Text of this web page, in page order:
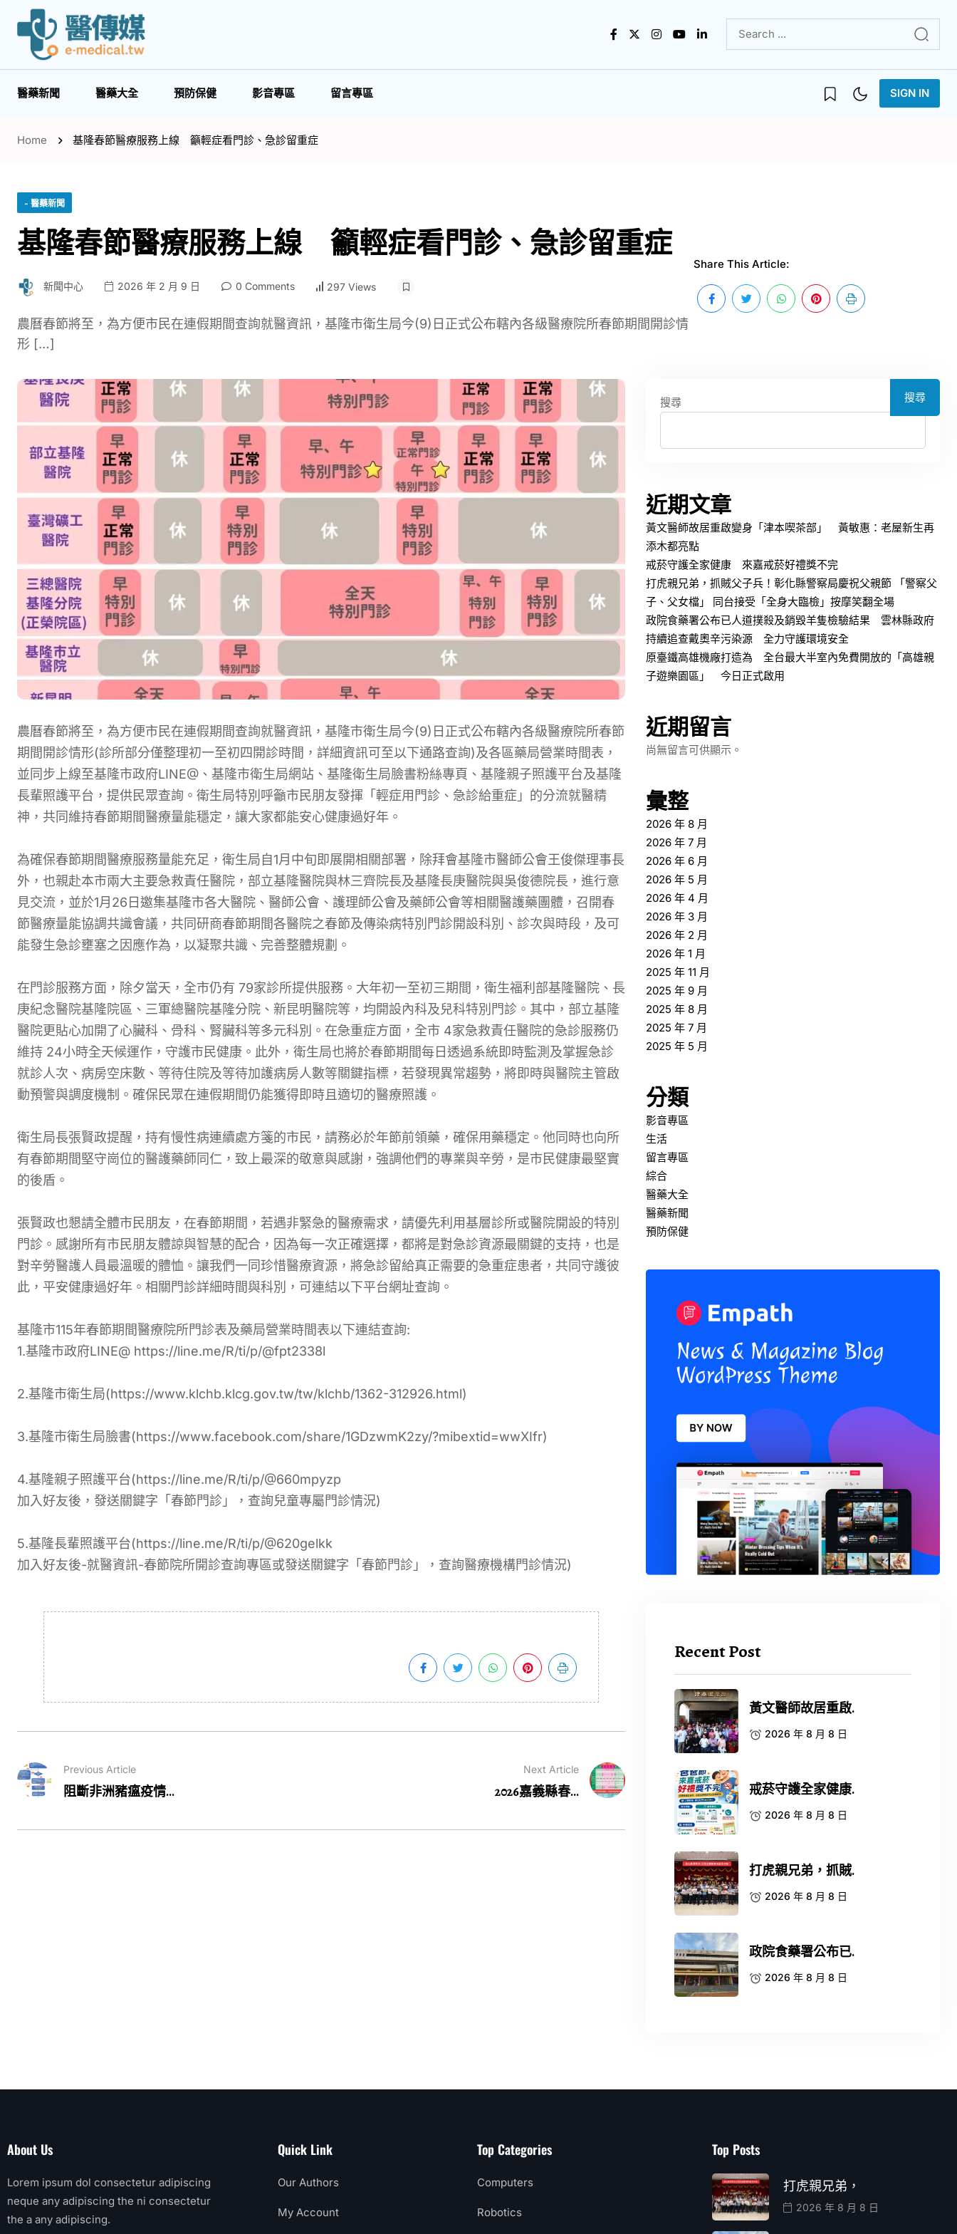
醫藥新聞 醫藥大全 預防保健 影音專區 留言專區 SIGN IN
Home 基隆春節醫療服務上線 籲輕症看門診、急診留重症
- 醫藥新聞
基隆春節醫療服務上線 籲輕症看門診、急診留重症
新聞中心 2026 年 2 月 9 日 0 Comments 297 Views
農曆春節將至，為方便市民在連假期間查詢就醫資訊，基隆市衛生局今(9)日正式公布轄內各級醫療院所春節期間開診情
形 […]
Share This Article:
農曆春節將至，為方便市民在連假期間查詢就醫資訊，基隆市衛生局今(9)日正式公布轄內各級醫療院所春節
期間開診情形(診所部分僅整理初一至初四開診時間，詳細資訊可至以下通路查詢)及各區藥局營業時間表，
並同步上線至基隆市政府LINE@、基隆市衛生局網站、基隆衛生局臉書粉絲專頁、基隆親子照護平台及基隆
長輩照護平台，提供民眾查詢。衛生局特別呼籲市民朋友發揮「輕症用門診、急診給重症」的分流就醫精
神，共同維持春節期間醫療量能穩定，讓大家都能安心健康過好年。
為確保春節期間醫療服務量能充足，衛生局自1月中旬即展開相關部署，除拜會基隆市醫師公會王俊傑理事長
外，也親赴本市兩大主要急救責任醫院，部立基隆醫院與林三齊院長及基隆長庚醫院與吳俊德院長，進行意
見交流，並於1月26日邀集基隆市各大醫院、醫師公會、護理師公會及藥師公會等相關醫護藥團體，召開春
節醫療量能協調共識會議，共同研商春節期間各醫院之春節及傳染病特別門診開設科別、診次與時段，及可
能發生急診壅塞之因應作為，以凝聚共識、完善整體規劃。
在門診服務方面，除夕當天，全市仍有 79家診所提供服務。大年初一至初三期間，衛生福利部基隆醫院、長
庚紀念醫院基隆院區、三軍總醫院基隆分院、新昆明醫院等，均開設內科及兒科特別門診。其中，部立基隆
醫院更貼心加開了心臟科、骨科、腎臟科等多元科別。在急重症方面，全市 4家急救責任醫院的急診服務仍
維持 24小時全天候運作，守護市民健康。此外，衛生局也將於春節期間每日透過系統即時監測及掌握急診
就診人次、病房空床數、等待住院及等待加護病房人數等關鍵指標，若發現異常趨勢，將即時與醫院主管啟
動預警與調度機制。確保民眾在連假期間仍能獲得即時且適切的醫療照護。
衛生局長張賢政提醒，持有慢性病連續處方箋的市民，請務必於年節前領藥，確保用藥穩定。他同時也向所
有春節期間堅守崗位的醫護藥師同仁，致上最深的敬意與感謝，強調他們的專業與辛勞，是市民健康最堅實
的後盾。
張賢政也懇請全體市民朋友，在春節期間，若遇非緊急的醫療需求，請優先利用基層診所或醫院開設的特別
門診。感謝所有市民朋友體諒與智慧的配合，因為每一次正確選擇，都將是對急診資源最關鍵的支持，也是
對辛勞醫護人員最溫暖的體恤。讓我們一同珍惜醫療資源，將急診留給真正需要的急重症患者，共同守護彼
此，平安健康過好年。相關門診詳細時間與科別，可連結以下平台網址查詢。
基隆市115年春節期間醫療院所門診表及藥局營業時間表以下連結查詢:
1.基隆市政府LINE@ https://line.me/R/ti/p/@fpt2338l
2.基隆市衛生局(https://www.klchb.klcg.gov.tw/tw/klchb/1362-312926.html)
3.基隆市衛生局臉書(https://www.facebook.com/share/1GDzwmK2zy/?mibextid=wwXIfr)
4.基隆親子照護平台(https://line.me/R/ti/p/@660mpyzp
加入好友後，發送關鍵字「春節門診」，查詢兒童專屬門診情況)
5.基隆長輩照護平台(https://line.me/R/ti/p/@620gelkk
加入好友後-就醫資訊-春節院所開診查詢專區或發送關鍵字「春節門診」，查詢醫療機構門診情況)
Previous Article
阻斷非洲豬瘟疫情...
Next Article
2026嘉義縣春...
搜尋 搜尋
近期文章
黃文醫師故居重啟變身「津本喫茶部」 黃敏惠：老屋新生再
添木都亮點
戒菸守護全家健康 來嘉戒菸好禮獎不完
打虎親兄弟，抓賊父子兵！彰化縣警察局慶祝父親節 「警察父
子、父女檔」 同台接受「全身大臨檢」按摩笑翻全場
政院食藥署公布已人道撲殺及銷毀羊隻檢驗結果 雲林縣政府
持續追查戴奧辛污染源 全力守護環境安全
原臺鐵高雄機廠打造為 全台最大半室內免費開放的「高雄親
子遊樂園區」 今日正式啟用
近期留言
尚無留言可供顯示。
彙整
2026 年 8 月
2026 年 7 月
2026 年 6 月
2026 年 5 月
2026 年 4 月
2026 年 3 月
2026 年 2 月
2026 年 1 月
2025 年 11 月
2025 年 9 月
2025 年 8 月
2025 年 7 月
2025 年 5 月
分類
影音專區
生活
留言專區
綜合
醫藥大全
醫藥新聞
預防保健
Recent Post
黃文醫師故居重啟.
2026 年 8 月 8 日
戒菸守護全家健康.
2026 年 8 月 8 日
打虎親兄弟，抓賊.
2026 年 8 月 8 日
政院食藥署公布已.
2026 年 8 月 8 日
About Us
Lorem ipsum dol consectetur adipiscing
neque any adipiscing the ni consectetur
the a any adipiscing.
Quick Link
Our Authors
My Account
Top Categories
Computers
Robotics
Top Posts
打虎親兄弟，
2026 年 8 月 8 日